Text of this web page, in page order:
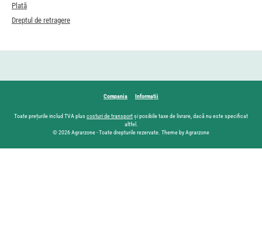
Plată
Dreptul de retragere
Compania Informații
Toate prețurile includ TVA plus costuri de transportși posibile taxe de livrare, dacă nu este specificat
altfel.
© 2026 Agrarzone - Toate drepturile rezervate. Theme by Agrarzone